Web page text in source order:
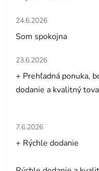
Hodnotenie obchodu
24.6.2026
Som spokojna
Hodnotenie obchodu
23.6.2026
+ Prehľadná ponuka,
dodanie a kvalitný
Hodnotenie obchodu
7.6.2026
+ Rýchle dodanie